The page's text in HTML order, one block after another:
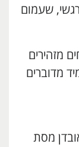
שעמום
מזהירים
מדוברים
מסת